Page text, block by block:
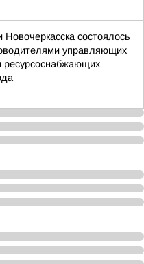
состоялось
управляющих